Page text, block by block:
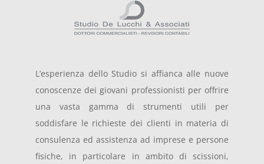
L’esperienza dello Studio si affianca alle nuove
conoscenze dei giovani professionisti per offrire
una vasta gamma di strumenti utili per
soddisfare le richieste dei clienti in materia di
consulenza ed assistenza ad imprese e persone
fisiche, in particolare in ambito di scissioni,